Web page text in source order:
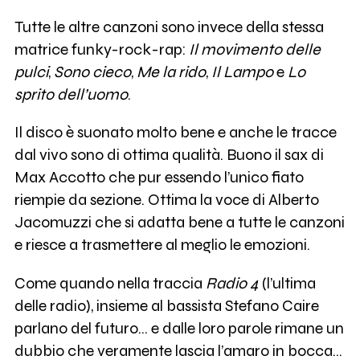
Tutte le altre canzoni sono invece della stessa
matrice funky-rock-rap: Il movimento delle
pulci, Sono cieco, Me la rido, Il Lampoe Lo
sprito dell’uomo.
Il disco è suonato molto bene e anche le tracce
dal vivo sono di ottima qualità. Buono il sax di
Max Accotto che pur essendo l’unico fiato
riempie da sezione. Ottima la voce di Alberto
Jacomuzzi che si adatta bene a tutte le canzoni
e riesce a trasmettere al meglio le emozioni.
Come quando nella traccia Radio 4(l’ultima
delle radio), insieme al bassista Stefano Caire
parlano del futuro... e dalle loro parole rimane un
dubbio che veramente lascia l’amaro in bocca...